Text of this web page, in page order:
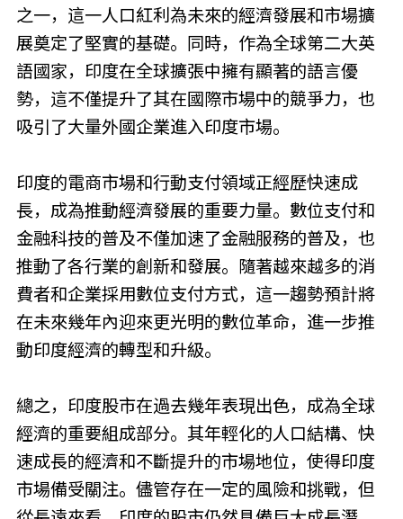
之一，這一人口紅利為未來的經濟發展和市場擴
展奠定了堅實的基礎。同時，作為全球第二大英
語國家，印度在全球擴張中擁有顯著的語言優
勢，這不僅提升了其在國際市場中的競爭力，也
吸引了大量外國企業進入印度市場。
印度的電商市場和行動支付領域正經歷快速成
長，成為推動經濟發展的重要力量。數位支付和
金融科技的普及不僅加速了金融服務的普及，也
推動了各行業的創新和發展。隨著越來越多的消
費者和企業採用數位支付方式，這一趨勢預計將
在未來幾年內迎來更光明的數位革命，進一步推
動印度經濟的轉型和升級。
總之，印度股市在過去幾年表現出色，成為全球
經濟的重要組成部分。其年輕化的人口結構、快
速成長的經濟和不斷提升的市場地位，使得印度
市場備受關注。儘管存在一定的風險和挑戰，但